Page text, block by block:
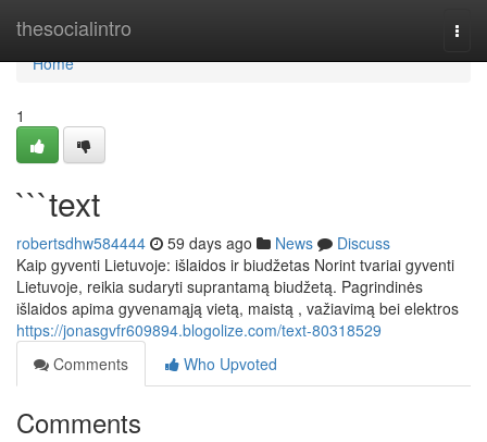
thesocialintro
Home
Home
1
```text
robertsdhw584444 59 days ago News
Discuss
Kaip gyventi Lietuvoje: išlaidos ir biudžetas Norint tvariai gyventi
Lietuvoje, reikia sudaryti suprantamą biudžetą. Pagrindinės
išlaidos apima gyvenamąją vietą, maistą , važiavimą bei elektros
https://jonasgvfr609894.blogolize.com/text-80318529
Comments
Who Upvoted
Comments